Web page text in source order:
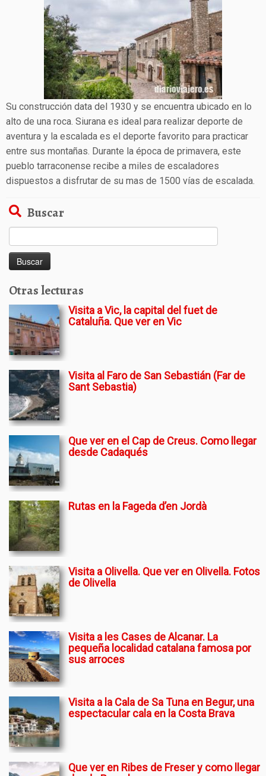
Su construcción data del 1930 y se encuentra ubicado en lo
alto de una roca. Siurana es ideal para realizar deporte de
aventura y la escalada es el deporte favorito para practicar
entre sus montañas. Durante la época de primavera, este
pueblo tarraconense recibe a miles de escaladores
dispuestos a disfrutar de su mas de 1500 vías de escalada.
Buscar
Otras lecturas
Visita a Vic, la capital del fuet de
Cataluña. Que ver en Vic
Visita al Faro de San Sebastián (Far de
Sant Sebastia)
Que ver en el Cap de Creus. Como llegar
desde Cadaqués
Rutas en la Fageda d’en Jordà
Visita a Olivella. Que ver en Olivella. Fotos
de Olivella
Visita a les Cases de Alcanar. La
pequeña localidad catalana famosa por
sus arroces
Visita a la Cala de Sa Tuna en Begur, una
espectacular cala en la Costa Brava
Que ver en Ribes de Freser y como llegar